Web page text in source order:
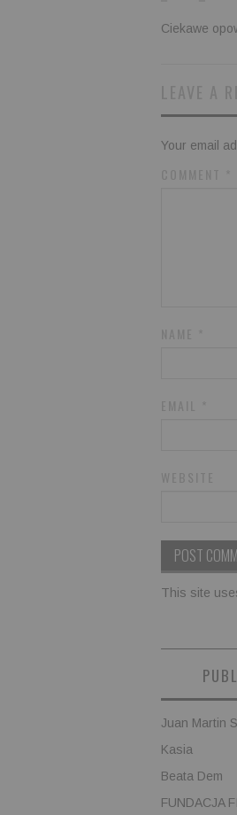
Ciekawe
Your email
This site
Juan Martin
Kasia
Beata Dem
FUNDACJA